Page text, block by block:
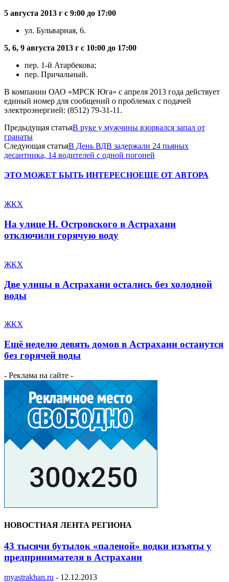
5 августа 2013 г с 9:00 до 17:00
ул. Бульварная, 6.
5, 6, 9 августа 2013 г с 10:00 до 17:00
пер. 1-й Атарбекова;
пер. Причальный.
В компании ОАО «МРСК Юга» с апреля 2013 года действует
единый номер для сообщений о проблемах с подачей
электроэнергией: (8512) 79-31-11.
Предыдущая статьяВ руке у мужчины взорвался запал от
гранаты
Следующая статьяВ День ВДВ задержали 24 пьяных
десантника, 14 водителей с одной погоней
ЭТО МОЖЕТ БЫТЬ ИНТЕРЕСНОЕЩЕ ОТ АВТОРА
ЖКХ
На улице Н. Островского в Астрахани
отключили горячую воду
ЖКХ
Две улицы в Астрахани остались без холодной
воды
ЖКХ
Ещё неделю девять домов в Астрахани останутся
без горячей воды
- Реклама на сайте -
НОВОСТНАЯ ЛЕНТА РЕГИОНА
43 тысячи бутылок «паленой» водки изъяты у
предпринимателя в Астрахани
myastrakhan.ru - 12.12.2013